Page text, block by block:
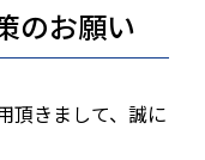
のお願い
頂きまして、誠に